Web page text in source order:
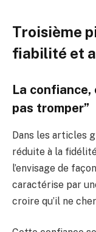
Troisième
fiabilité et
La confiance,
pas tromper”
Dans les articles
réduite à la
l’envisage de
caractérise par
croire qu’il ne